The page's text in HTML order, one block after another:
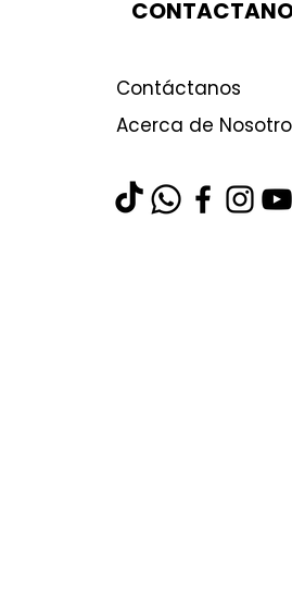
Contáctanos
Acerca de